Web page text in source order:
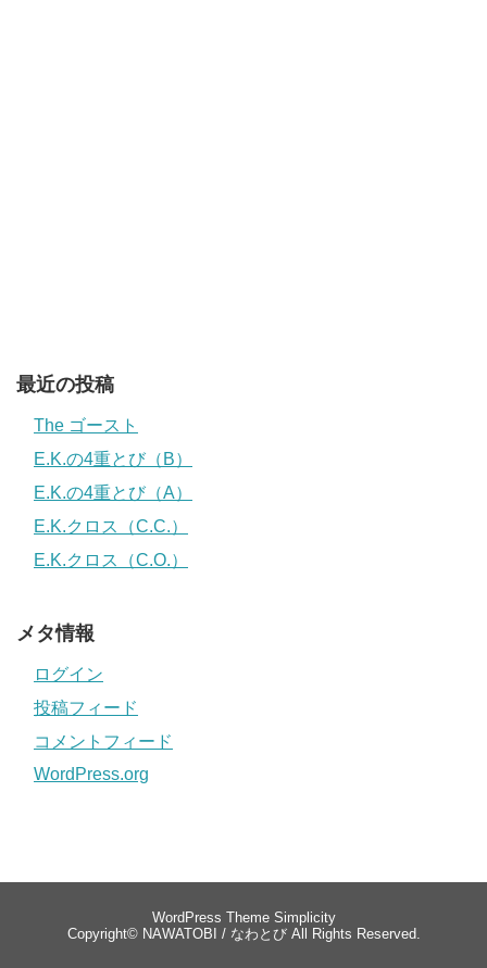
最近の投稿
The ゴースト
E.K.の4重とび（B）
E.K.の4重とび（A）
E.K.クロス（C.C.）
E.K.クロス（C.O.）
メタ情報
ログイン
投稿フィード
コメントフィード
WordPress.org
WordPress Theme Simplicity
Copyright© NAWATOBI / なわとびAll Rights Reserved.